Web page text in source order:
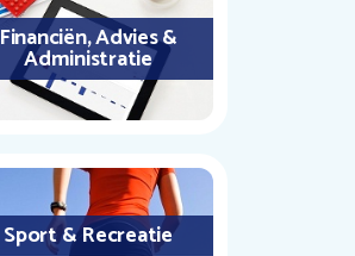
Financiën, Advies &
Administratie
Sport & Recreatie